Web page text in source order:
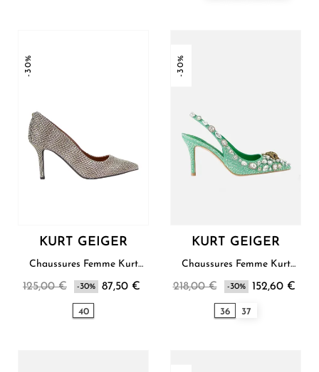
-30%
KURT GEIGER
Chaussures Femme Kurt
125,00 € -30% 87,50 €
40
-30%
KURT GEIGER
Chaussures Femme Kurt
218,00 € -30% 152,60 €
36 37